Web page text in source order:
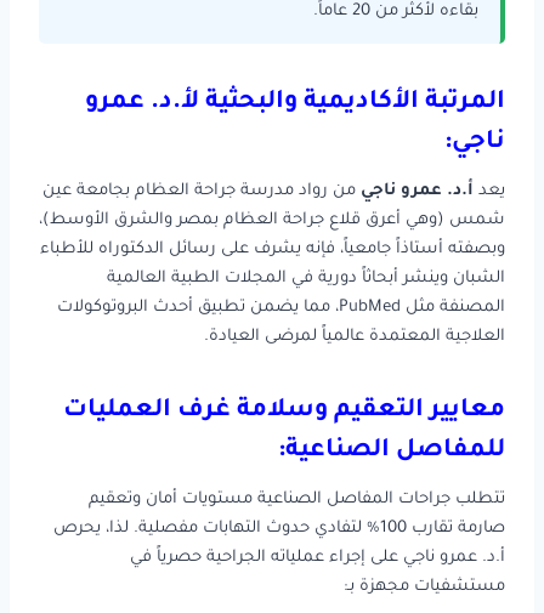
بقاءه لأكثر من 20 عاماً.
المرتبة الأكاديمية والبحثية لأ.د. عمرو
ناجي:
يعد أ.د. عمرو ناجي من رواد مدرسة جراحة العظام بجامعة عين
شمس (وهي أعرق قلاع جراحة العظام بمصر والشرق الأوسط)،
وبصفته أستاذاً جامعياً، فإنه يشرف على رسائل الدكتوراه للأطباء
الشبان وينشر أبحاثاً دورية في المجلات الطبية العالمية
المصنفة مثل PubMed، مما يضمن تطبيق أحدث البروتوكولات
العلاجية المعتمدة عالمياً لمرضى العيادة.
معايير التعقيم وسلامة غرف العمليات
للمفاصل الصناعية:
تتطلب جراحات المفاصل الصناعية مستويات أمان وتعقيم
صارمة تقارب 100% لتفادي حدوث التهابات مفصلية. لذا، يحرص
أ.د. عمرو ناجي على إجراء عملياته الجراحية حصرياً في
مستشفيات مجهزة بـ: